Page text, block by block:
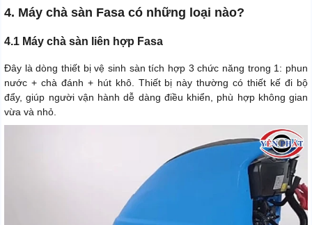
4. Máy chà sàn Fasa có những loại nào?
4.1 Máy chà sàn liên hợp Fasa
Đây là dòng thiết bị vệ sinh sàn tích hợp 3 chức năng trong 1: phun
nước + chà đánh + hút khô. Thiết bị này thường có thiết kế đi bộ
đẩy, giúp người vận hành dễ dàng điều khiển, phù hợp không gian
vừa và nhỏ.